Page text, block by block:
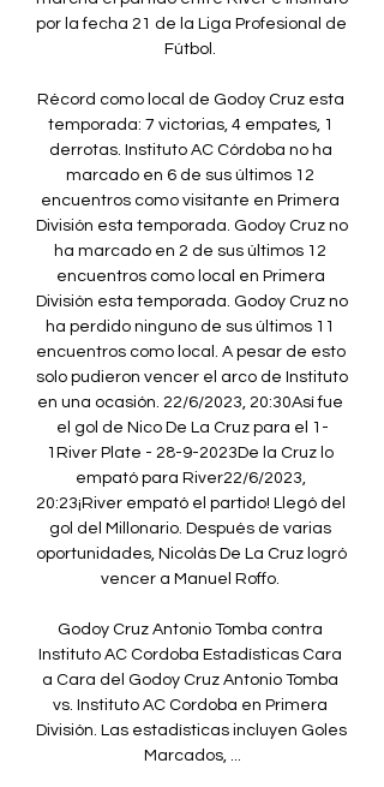
por la fecha 21 de la Liga Profesional de
Fútbol.
Récord como local de Godoy Cruz esta
temporada: 7 victorias, 4 empates, 1
derrotas. Instituto AC Córdoba no ha
marcado en 6 de sus últimos 12
encuentros como visitante en Primera
División esta temporada. Godoy Cruz no
ha marcado en 2 de sus últimos 12
encuentros como local en Primera
División esta temporada. Godoy Cruz no
ha perdido ninguno de sus últimos 11
encuentros como local. A pesar de esto
solo pudieron vencer el arco de Instituto
en una ocasión. 22/6/2023, 20:30Así fue
el gol de Nico De La Cruz para el 1-
1River Plate - 28-9-2023De la Cruz lo
empató para River22/6/2023,
20:23¡River empató el partido! Llegó del
gol del Millonario. Después de varias
oportunidades, Nicolás De La Cruz logró
vencer a Manuel Roffo.
Godoy Cruz Antonio Tomba contra
Instituto AC Cordoba Estadísticas Cara
a Cara del Godoy Cruz Antonio Tomba
vs. Instituto AC Cordoba en Primera
División. Las estadísticas incluyen Goles
Marcados, ...